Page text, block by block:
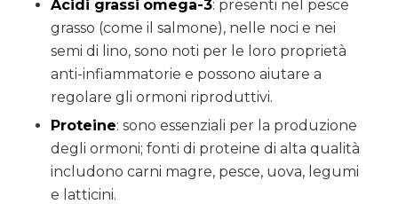
Acidi grassi omega-3: presenti nel pesce
grasso (come il salmone), nelle noci e nei
semi di lino, sono noti per le loro proprietà
anti-infiammatorie e possono aiutare a
regolare gli ormoni riproduttivi.
Proteine: sono essenziali per la produzione
degli ormoni; fonti di proteine di alta qualità
includono carni magre, pesce, uova, legumi
e latticini.